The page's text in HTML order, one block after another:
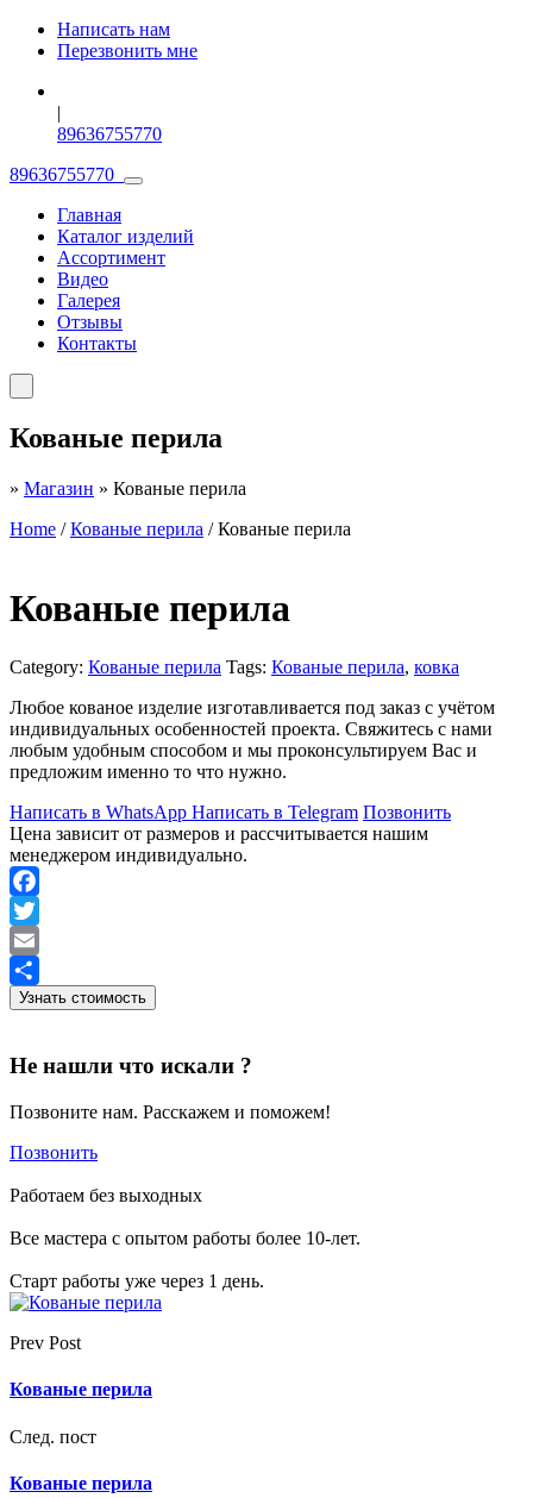
Написать нам
Перезвонить мне
|
89636755770
89636755770
Главная
Каталог изделий
Ассортимент
Видео
Галерея
Отзывы
Контакты
Кованые перила
» Магазин » Кованые перила
Home /Кованые перила / Кованые перила
Кованые перила
Category: Кованые перила Tags: Кованые перила, ковка
Любое кованое изделие изготавливается под заказ с учётом
индивидуальных особенностей проекта. Свяжитесь с нами
любым удобным способом и мы проконсультируем Вас и
предложим именно то что нужно.
Написать в WhatsApp Написать в Telegram Позвонить
Цена зависит от размеров и рассчитывается нашим
менеджером индивидуально.
Facebook
Twitter
Email
Отправить
Узнать стоимость
Не нашли что искали ?
Позвоните нам. Расскажем и поможем!
Позвонить
Работаем без выходных
Все мастера с опытом работы более 10-лет.
Старт работы уже через 1 день.
Prev Post
Кованые перила
След. пост
Кованые перила